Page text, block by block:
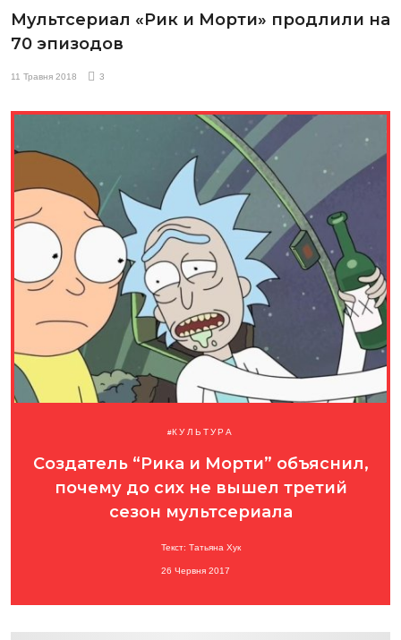
Мультсериал «Рик и Морти» продлили на
70 эпизодов
11 Травня 2018 3
КУЛЬТУРА
Создатель “Рика и Морти” объяснил,
почему до сих не вышел третий
сезон мультсериала
Текст: Татьяна Хук
26 Червня 2017